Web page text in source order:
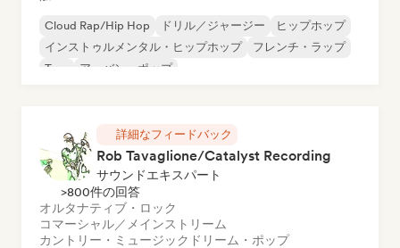
Cloud Rap/Hip Hop ドリル／ジャージー
ヒップホップ
インストゥルメンタル・ヒップホップ
フレンチ・ラップ
Trap
アーバン・ポップ
詳細なフィードバック
Rob Tavaglione/Catalyst Recording
サウンドエキスパート
>800件の回答
オルタナティブ・ロック
コマーシャル／メインストリーム
カントリー・ミュージック ドリーム・ポップ